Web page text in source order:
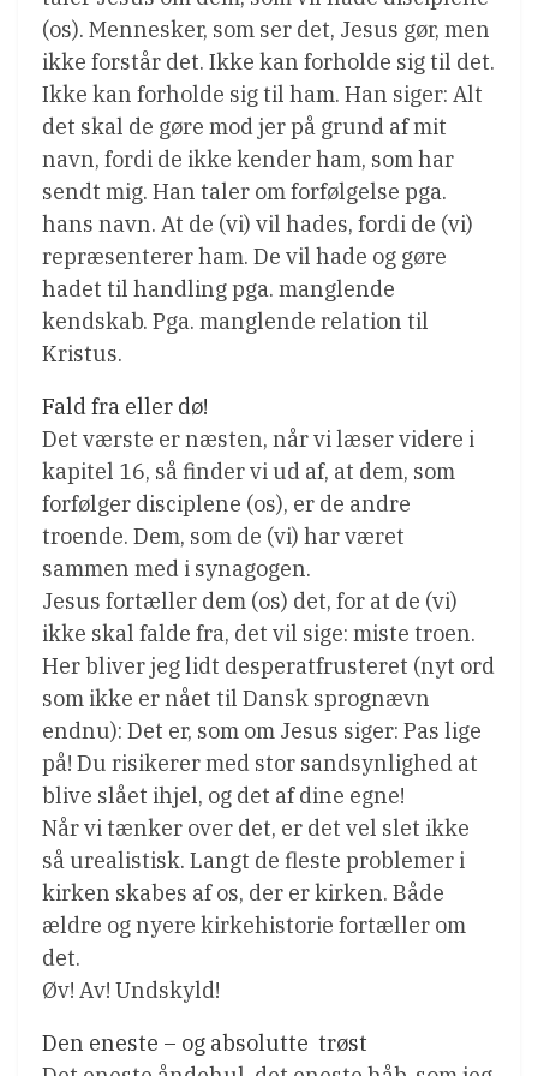
(os). Mennesker, som ser det, Jesus gør, men
ikke forstår det. Ikke kan forholde sig til det.
Ikke kan forholde sig til ham. Han siger: Alt
det skal de gøre mod jer på grund af mit
navn, fordi de ikke kender ham, som har
sendt mig. Han taler om forfølgelse pga.
hans navn. At de (vi) vil hades, fordi de (vi)
repræsenterer ham. De vil hade og gøre
hadet til handling pga. manglende
kendskab. Pga. manglende relation til
Kristus.
Fald fra eller dø!
Det værste er næsten, når vi læser videre i
kapitel 16, så finder vi ud af, at dem, som
forfølger disciplene (os), er de andre
troende. Dem, som de (vi) har været
sammen med i synagogen.
Jesus fortæller dem (os) det, for at de (vi)
ikke skal falde fra, det vil sige: miste troen.
Her bliver jeg lidt desperatfrusteret (nyt ord
som ikke er nået til Dansk sprognævn
endnu): Det er, som om Jesus siger: Pas lige
på! Du risikerer med stor sandsynlighed at
blive slået ihjel, og det af dine egne!
Når vi tænker over det, er det vel slet ikke
så urealistisk. Langt de fleste problemer i
kirken skabes af os, der er kirken. Både
ældre og nyere kirkehistorie fortæller om
det.
Øv! Av! Undskyld!
Den eneste – og absolutte  trøst